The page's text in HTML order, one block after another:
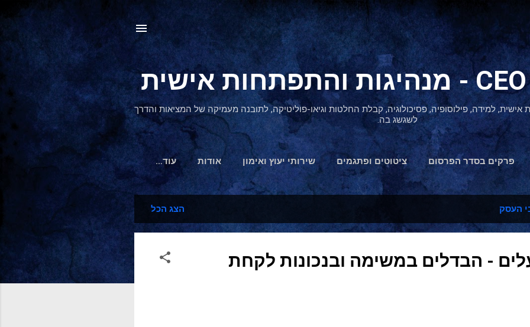
דילוג לתוכן הראשי
אישית, למידה, פילוסופיה, פסיכולוגיה, קבלת החלטות וגיאו-פוליטיקה, לתובנה מעמיקה של המציאות והדרך
לשגשג בה.
פרקים בסדר הפרסום ציטוטים ופתגמים שירותי יעוץ ואימון אודות ‏עוד…
הצהרת נגישות
העסק הצג הכל
- הבדלים במשימה ובנכונות לקחת